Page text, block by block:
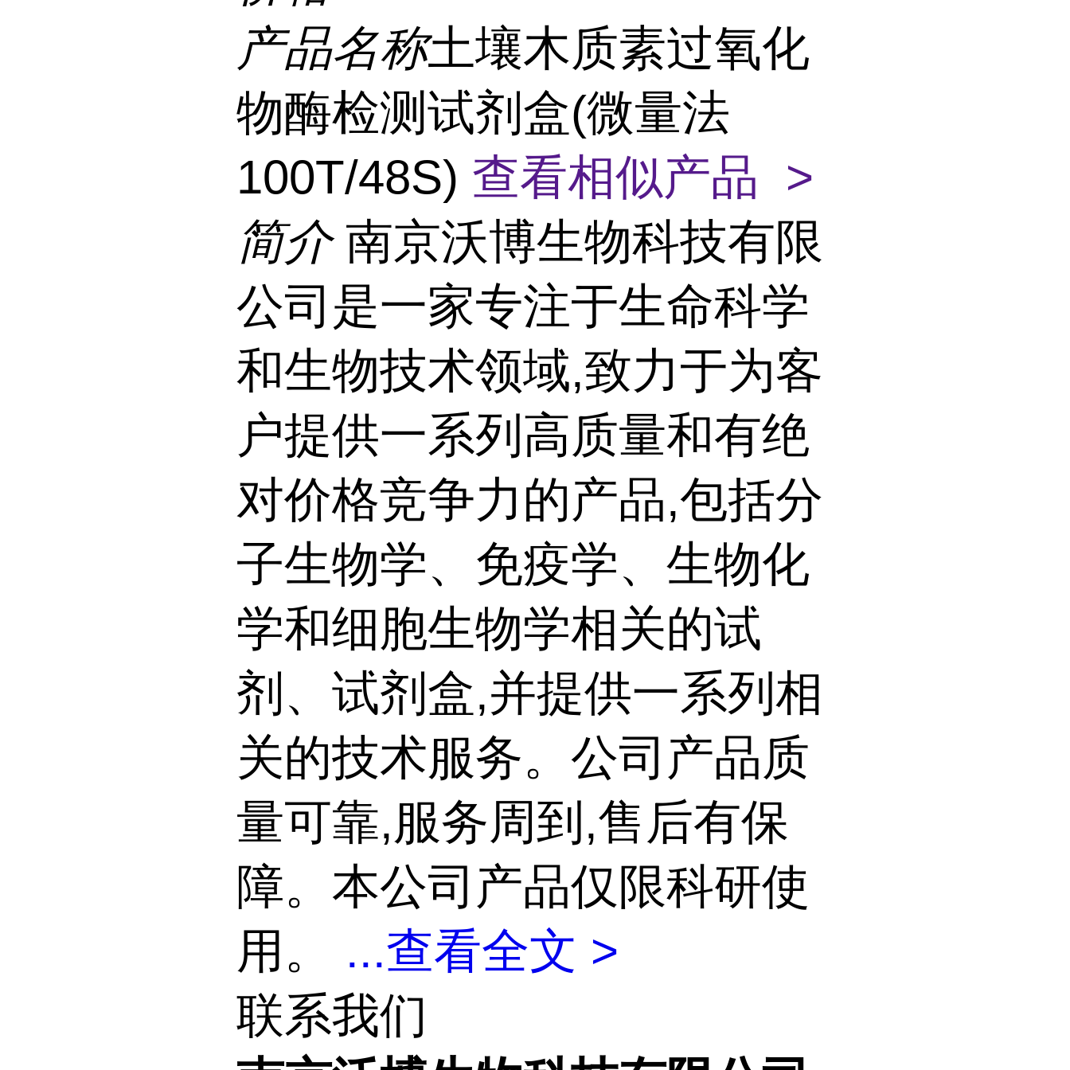
产品名称土壤木质素过氧化
物酶检测试剂盒(微量法
100T/48S) 查看相似产品 >
简介 南京沃博生物科技有限
公司是一家专注于生命科学
和生物技术领域,致力于为客
户提供一系列高质量和有绝
对价格竞争力的产品,包括分
子生物学、免疫学、生物化
学和细胞生物学相关的试
剂、试剂盒,并提供一系列相
关的技术服务。公司产品质
量可靠,服务周到,售后有保
障。本公司产品仅限科研使
用。 ...查看全文 >
联系我们